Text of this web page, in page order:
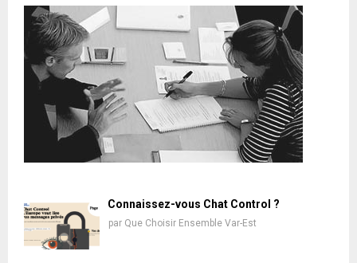
Connaissez-vous Chat Control ?
par Que Choisir Ensemble Var-Est